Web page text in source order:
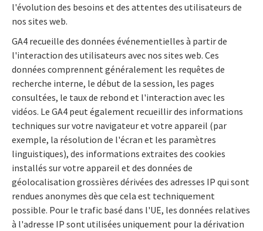
l'évolution des besoins et des attentes des utilisateurs de
nos sites web.
GA4 recueille des données événementielles à partir de
l'interaction des utilisateurs avec nos sites web. Ces
données comprennent généralement les requêtes de
recherche interne, le début de la session, les pages
consultées, le taux de rebond et l'interaction avec les
vidéos. Le GA4 peut également recueillir des informations
techniques sur votre navigateur et votre appareil (par
exemple, la résolution de l'écran et les paramètres
linguistiques), des informations extraites des cookies
installés sur votre appareil et des données de
géolocalisation grossières dérivées des adresses IP qui sont
rendues anonymes dès que cela est techniquement
possible. Pour le trafic basé dans l'UE, les données relatives
à l'adresse IP sont utilisées uniquement pour la dérivation